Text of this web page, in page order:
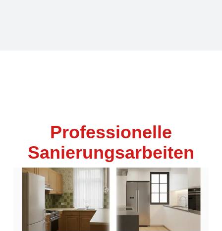
Professionelle
Sanierungsarbeiten